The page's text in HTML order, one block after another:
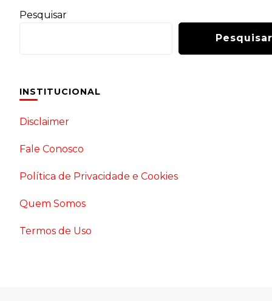
Pesquisar
Pesquisar
INSTITUCIONAL
Disclaimer
Fale Conosco
Política de Privacidade e Cookies
Quem Somos
Termos de Uso